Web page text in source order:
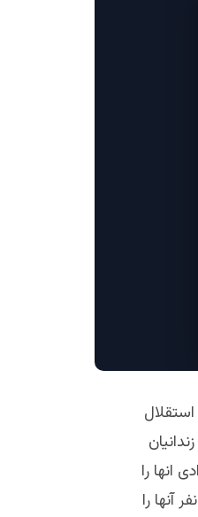
در شهر کابل و ولایات ۲۸ اسد روز استقلال
آزادی آزادی… از سوی دیگر در مورد ۴۰۰ تن زندانیان
انها را
امضا کرد اما حالا گفته میشود بخاطر پا فشاری عدم رهایی ۹ نفر که از جمله ۳ نفر آنها را